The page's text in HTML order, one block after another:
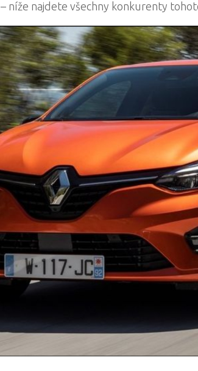
– níže najdete všechny konkurenty